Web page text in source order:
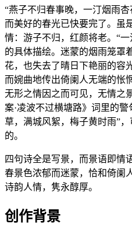
“燕子不归春事晚，一汀烟雨杏
而美好的春光已快要完了。虽
情：游子不归，红颜将老。“
的具体描绘。迷蒙的烟雨笼罩
花，也失去了晴日下艳丽的容
而婉曲地传出倚阑人无端的怅
无形之情因之而可见，无情之
案·凌波不过横塘路》词里的
草，满城风絮，梅子黄时雨”
的。
四句诗全是写景，而景语即情
春景色浓郁而迷蒙，恰和倚阑
诗韵人情，隽永醇厚。
创作背景